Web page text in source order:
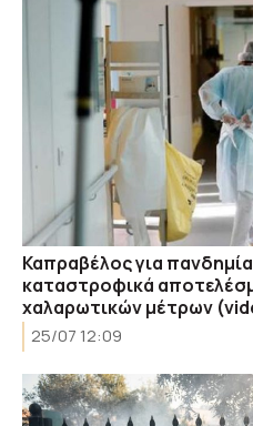
Καπραβέλος για
καταστροφικά
χαλαρωτικών μέτρων
25/07 12:09